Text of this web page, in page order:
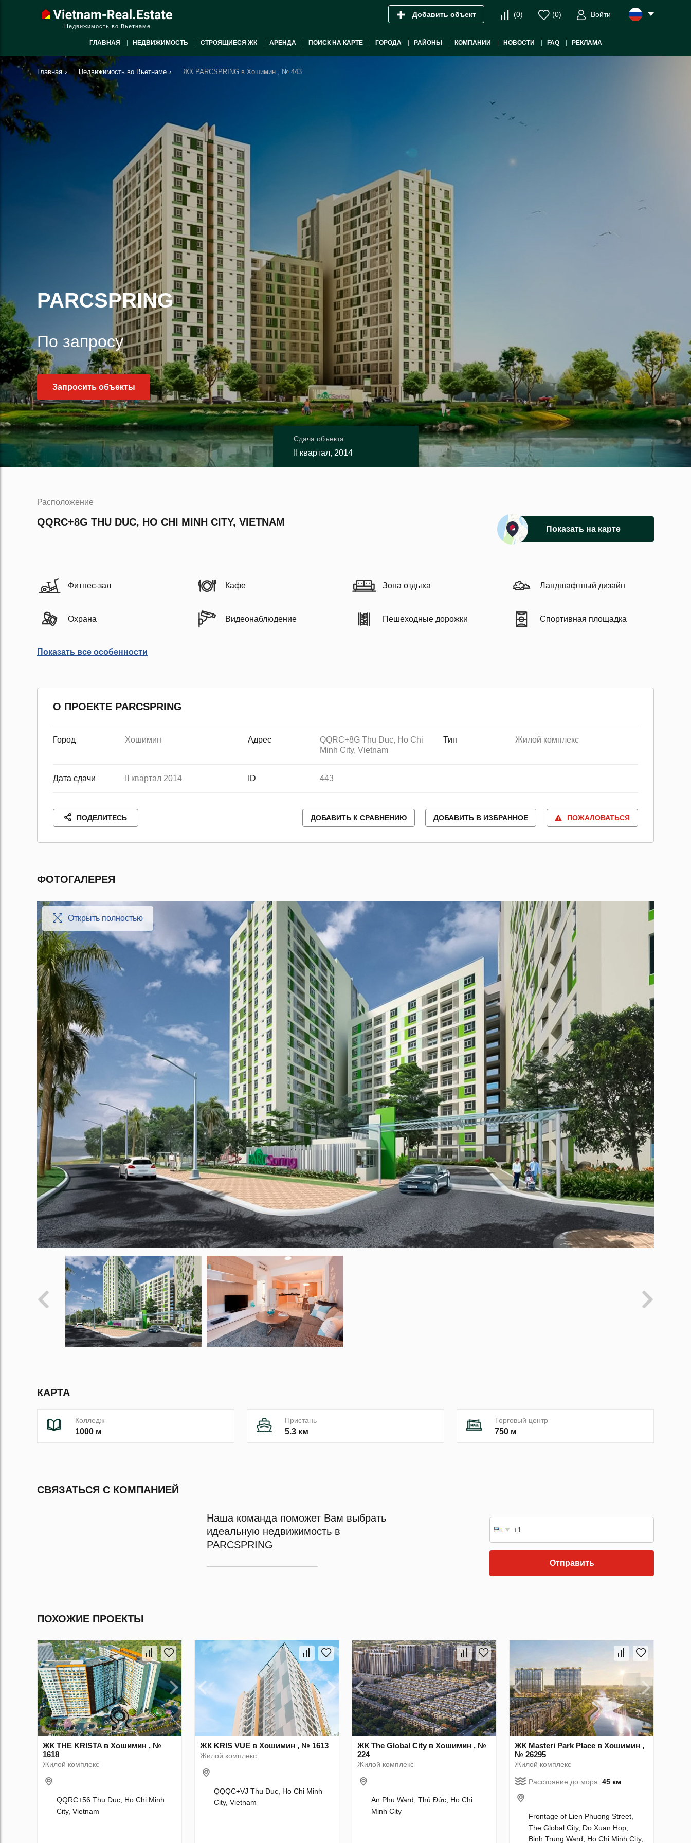
Недвижимость во Вьетнаме
Добавить объект (0) (0) Войти
ГЛАВНАЯ НЕДВИЖИМОСТЬ СТРОЯЩИЕСЯ ЖК АРЕНДА ПОИСК НА КАРТЕ ГОРОДА РАЙОНЫ КОМПАНИИ НОВОСТИ FAQ РЕКЛАМА
Главная › Недвижимость во Вьетнаме › ЖК PARCSPRING в Хошимин , № 443
PARCSPRING
По запросу
Запросить объекты
Сдача объекта
II квартал, 2014
Расположение
QQRC+8G THU DUC, HO CHI MINH CITY, VIETNAM
Показать на карте
Фитнес-зал Кафе Зона отдыха Ландшафтный дизайн
Охрана Видеонаблюдение Пешеходные дорожки Спортивная площадка
Показать все особенности
О ПРОЕКТЕ PARCSPRING
Город Хошимин Адрес
QQRC+8G Thu Duc, Ho Chi
Minh City, Vietnam
Тип Жилой комплекс
Дата сдачи II квартал 2014 ID 443
ПОДЕЛИТЕСЬ ДОБАВИТЬ К СРАВНЕНИЮ ДОБАВИТЬ В ИЗБРАННОЕ ПОЖАЛОВАТЬСЯ
ФОТОГАЛЕРЕЯ
Открыть полностью
КАРТА
Колледж
1000 м
Пристань
5.3 км
Торговый центр
750 м
СВЯЗАТЬСЯ С КОМПАНИЕЙ
Наша команда поможет Вам выбрать
идеальную недвижимость в
PARCSPRING
Отправить
ПОХОЖИЕ ПРОЕКТЫ
ЖК THE KRISTA в Хошимин , №
1618
Жилой комплекс
QQRC+56 Thu Duc, Ho Chi Minh
City, Vietnam
ЖК KRIS VUE в Хошимин , № 1613
Жилой комплекс
QQQC+VJ Thu Duc, Ho Chi Minh
City, Vietnam
ЖК The Global City в Хошимин , №
224
Жилой комплекс
An Phu Ward, Thủ Đức, Ho Chi
Minh City
ЖК Masteri Park Place в Хошимин ,
№ 26295
Жилой комплекс
Расстояние до моря: 45 км
Frontage of Lien Phuong Street,
The Global City, Do Xuan Hop,
Binh Trung Ward, Ho Chi Minh City,